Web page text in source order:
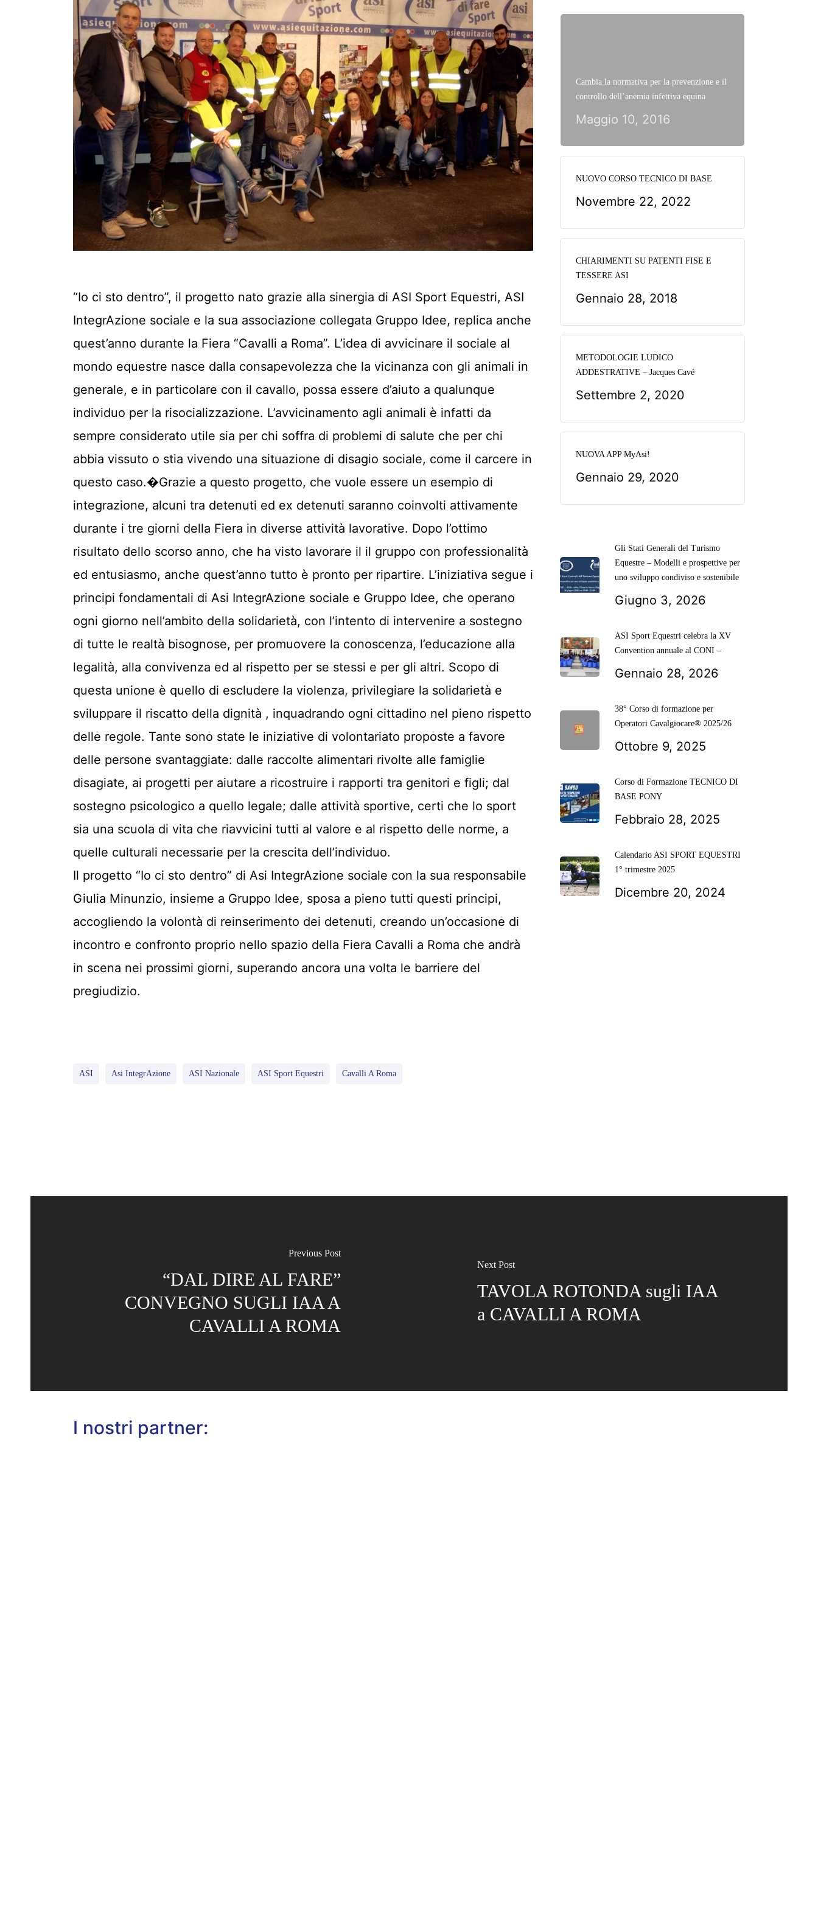
“Io ci sto dentro”, il progetto nato grazie alla sinergia di ASI Sport Equestri, ASI
IntegrAzione sociale e la sua associazione collegata Gruppo Idee, replica anche
quest’anno durante la Fiera “Cavalli a Roma”. L’idea di avvicinare il sociale al
mondo equestre nasce dalla consapevolezza che la vicinanza con gli animali in
generale, e in particolare con il cavallo, possa essere d’aiuto a qualunque
individuo per la risocializzazione. L’avvicinamento agli animali è infatti da
sempre considerato utile sia per chi soffra di problemi di salute che per chi
abbia vissuto o stia vivendo una situazione di disagio sociale, come il carcere in
questo caso.�Grazie a questo progetto, che vuole essere un esempio di
integrazione, alcuni tra detenuti ed ex detenuti saranno coinvolti attivamente
durante i tre giorni della Fiera in diverse attività lavorative. Dopo l’ottimo
risultato dello scorso anno, che ha visto lavorare il il gruppo con professionalità
ed entusiasmo, anche quest’anno tutto è pronto per ripartire. L’iniziativa segue i
principi fondamentali di Asi IntegrAzione sociale e Gruppo Idee, che operano
ogni giorno nell’ambito della solidarietà, con l’intento di intervenire a sostegno
di tutte le realtà bisognose, per promuovere la conoscenza, l’educazione alla
legalità, alla convivenza ed al rispetto per se stessi e per gli altri. Scopo di
questa unione è quello di escludere la violenza, privilegiare la solidarietà e
sviluppare il riscatto della dignità , inquadrando ogni cittadino nel pieno rispetto
delle regole. Tante sono state le iniziative di volontariato proposte a favore
delle persone svantaggiate: dalle raccolte alimentari rivolte alle famiglie
disagiate, ai progetti per aiutare a ricostruire i rapporti tra genitori e figli; dal
sostegno psicologico a quello legale; dalle attività sportive, certi che lo sport
sia una scuola di vita che riavvicini tutti al valore e al rispetto delle norme, a
quelle culturali necessarie per la crescita dell’individuo.
Il progetto “Io ci sto dentro” di Asi IntegrAzione sociale con la sua responsabile
Giulia Minunzio, insieme a Gruppo Idee, sposa a pieno tutti questi principi,
accogliendo la volontà di reinserimento dei detenuti, creando un’occasione di
incontro e confronto proprio nello spazio della Fiera Cavalli a Roma che andrà
in scena nei prossimi giorni, superando ancora una volta le barriere del
pregiudizio.
ASI Asi IntegrAzione ASI Nazionale ASI Sport Equestri Cavalli A Roma
Cambia la normativa per la prevenzione e il
controllo dell’anemia infettiva equina
Maggio 10, 2016
NUOVO CORSO TECNICO DI BASE
Novembre 22, 2022
CHIARIMENTI SU PATENTI FISE E
TESSERE ASI
Gennaio 28, 2018
METODOLOGIE LUDICO
ADDESTRATIVE – Jacques Cavé
Settembre 2, 2020
NUOVA APP MyAsi!
Gennaio 29, 2020
Gli Stati Generali del Turismo
Equestre – Modelli e prospettive per
uno sviluppo condiviso e sostenibile
Giugno 3, 2026
ASI Sport Equestri celebra la XV
Convention annuale al CONI –
Gennaio 28, 2026
38° Corso di formazione per
Operatori Cavalgiocare® 2025/26
Ottobre 9, 2025
Corso di Formazione TECNICO DI
BASE PONY
Febbraio 28, 2025
Calendario ASI SPORT EQUESTRI
1° trimestre 2025
Dicembre 20, 2024
Previous Post
“DAL DIRE AL FARE”
CONVEGNO SUGLI IAA A
CAVALLI A ROMA
Next Post
TAVOLA ROTONDA sugli IAA
a CAVALLI A ROMA
I nostri partner: